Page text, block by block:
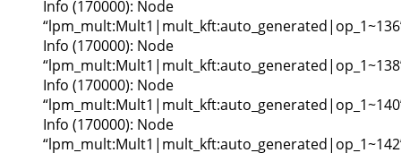
Info (170000): Node
Info (170000): Node
Info (170000): Node
Info (170000): Node